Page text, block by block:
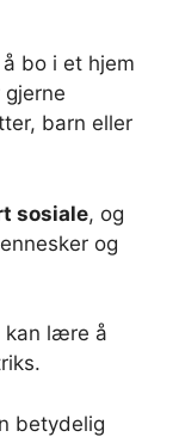
bo i et hjem
barn eller
sosiale, og
og
kan lære å
betydelig